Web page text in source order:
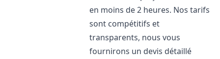
en moins de 2 heures. Nos tarifs
sont compétitifs et
transparents, nous vous
fournirons un devis détaillé